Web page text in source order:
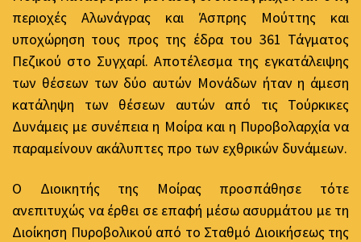
περιοχές Αλωνάγρας και Άσπρης Μούττης και
υποχώρηση τους προς της έδρα του 361 Τάγματος
Πεζικού στο Συγχαρί. Αποτέλεσμα της εγκατάλειψης
των θέσεων των δύο αυτών Μονάδων ήταν η άμεση
κατάληψη των θέσεων αυτών από τις Τούρκικες
Δυνάμεις με συνέπεια η Μοίρα και η Πυροβολαρχία να
παραμείνουν ακάλυπτες προ των εχθρικών δυνάμεων.
Ο Διοικητής της Μοίρας προσπάθησε τότε
ανεπιτυχώς να έρθει σε επαφή μέσω ασυρμάτου με τη
Διοίκηση Πυροβολικού από το Σταθμό Διοικήσεως της